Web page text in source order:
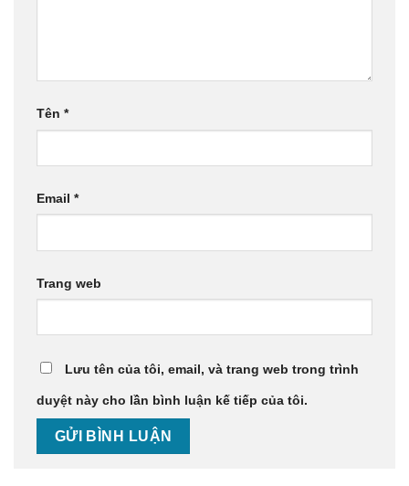
Tên *
Email *
Trang web
Lưu tên của tôi, email, và trang web trong trình
duyệt này cho lần bình luận kế tiếp của tôi.